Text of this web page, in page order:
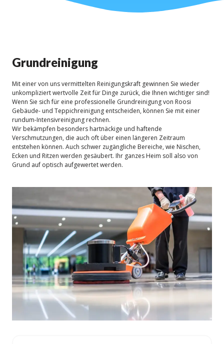
Grundreinigung
Mit einer von uns vermittelten Reinigungskraft gewinnen Sie wieder
unkompliziert wertvolle Zeit für Dinge zurück, die Ihnen wichtiger sind!
Wenn Sie sich für eine professionelle Grundreinigung von Roosi
Gebäude- und Teppichreinigung entscheiden, können Sie mit einer
rundum-Intensivreinigung rechnen.
Wir bekämpfen besonders hartnäckige und haftende
Verschmutzungen, die auch oft über einen längeren Zeitraum
entstehen können. Auch schwer zugängliche Bereiche, wie Nischen,
Ecken und Ritzen werden gesäubert. Ihr ganzes Heim soll also von
Grund auf optisch aufgewertet werden.